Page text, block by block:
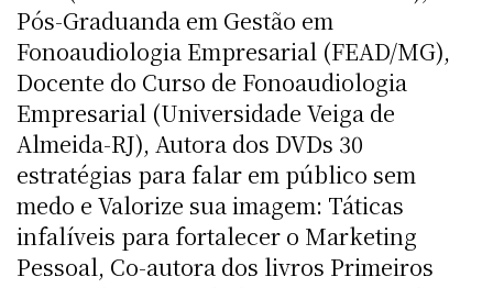
Pós-Graduanda em Gestão em
Fonoaudiologia Empresarial (FEAD/MG),
Docente do Curso de Fonoaudiologia
Empresarial (Universidade Veiga de
Almeida-RJ), Autora dos DVDs 30
estratégias para falar em público sem
medo e Valorize sua imagem: Táticas
infalíveis para fortalecer o Marketing
Pessoal, Co-autora dos livros Primeiros